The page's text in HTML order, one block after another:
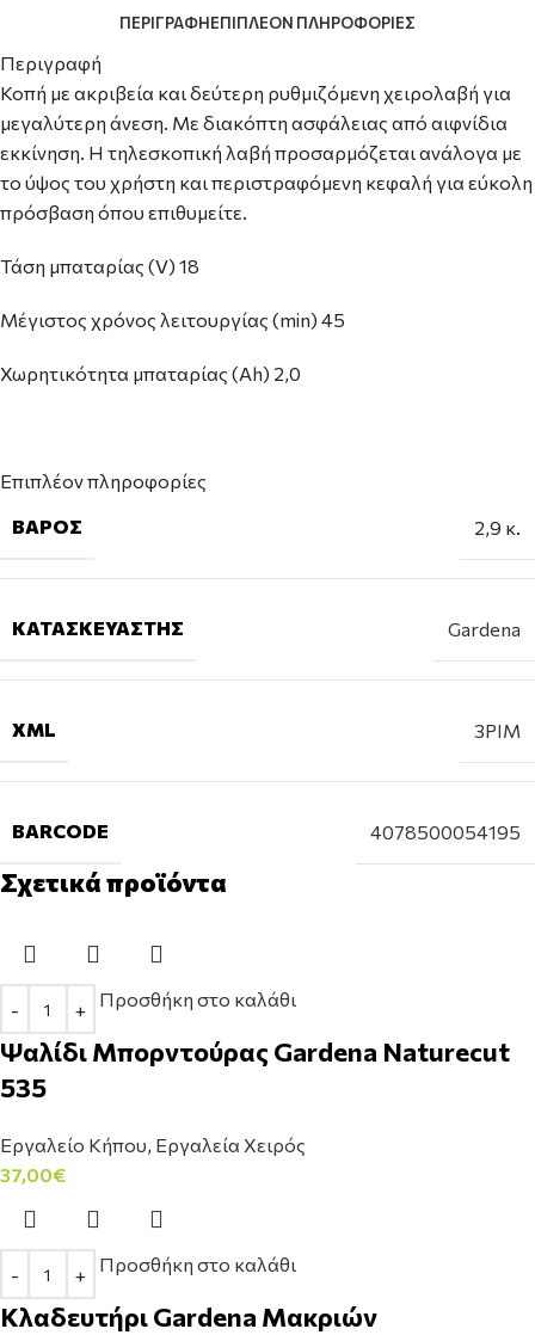
ΠΕΡΙΓΡΑΦΉΕΠΙΠΛΈΟΝ ΠΛΗΡΟΦΟΡΊΕΣ
Περιγραφή
Κοπή με ακριβεία και δεύτερη ρυθμιζόμενη χειρολαβή για
μεγαλύτερη άνεση. Με διακόπτη ασφάλειας από αιφνίδια
εκκίνηση. Η τηλεσκοπική λαβή προσαρμόζεται ανάλογα με
το ύψος του χρήστη και περιστραφόμενη κεφαλή για εύκολη
πρόσβαση όπου επιθυμείτε.
Τάση μπαταρίας (V) 18
Μέγιστος χρόνος λειτουργίας (min) 45
Χωρητικότητα μπαταρίας (Ah) 2,0
Επιπλέον πληροφορίες
ΒΆΡΟΣ
2,9 κ.
ΚΑΤΑΣΚΕΥΑΣΤΉΣ Gardena
XML 3PIM
BARCODE 4078500054195
Σχετικά προϊόντα
Προσθήκη στο καλάθι
Ψαλίδι Μπορντούρας Gardena Naturecut
535
Εργαλείο Κήπου, Εργαλεία Χειρός
37,00€
Προσθήκη στο καλάθι
Κλαδευτήρι Gardena Μακριών